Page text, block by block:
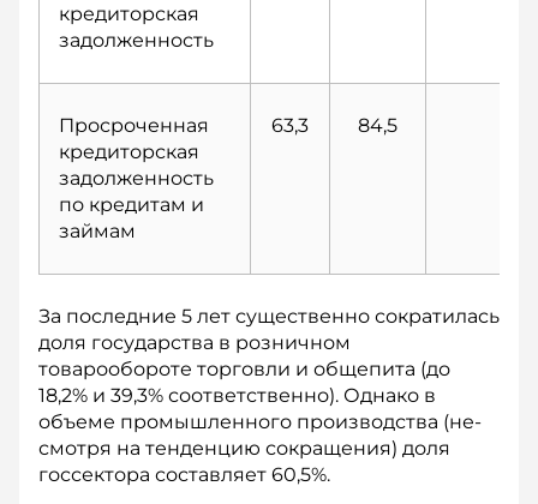
кредиторская
задолженность
Просроченная
кредиторская
задолженность
по кредитам и
займам
63,3 84,5
За последние 5 лет существенно сократилась
доля государства в розничном
товарообороте торговли и общепита (до
18,2% и 39,3% соответственно). Однако в
объеме промышленного производства (не­
смотря на тенденцию сокращения) доля
госсектора составляет 60,5%.